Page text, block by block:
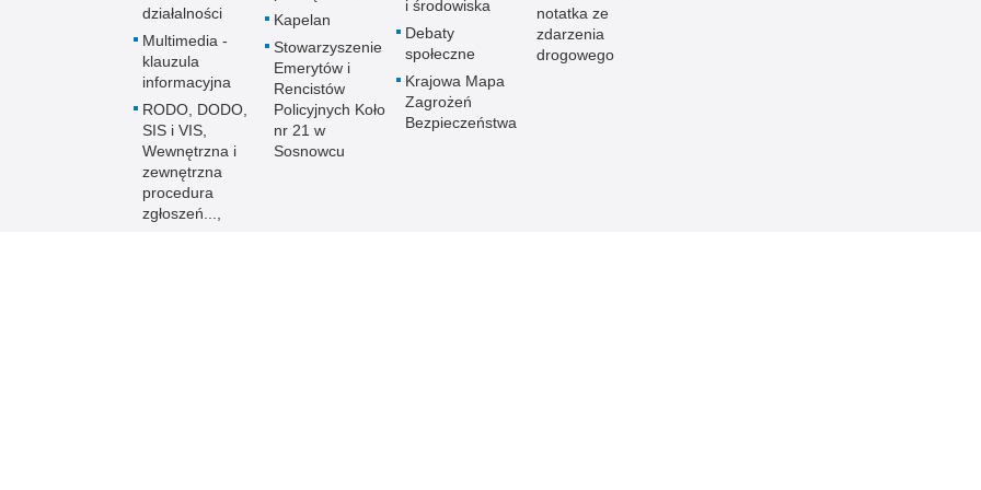
działalności
Multimedia -
klauzula
informacyjna
RODO, DODO,
SIS i VIS,
Wewnętrzna i
zewnętrzna
procedura
zgłoszeń...,
Kapelan
Stowarzyszenie
Emerytów i
Rencistów
Policyjnych Koło
nr 21 w
Sosnowcu
i środowiska
Debaty
społeczne
Krajowa Mapa
Zagrożeń
Bezpieczeństwa
notatka ze
zdarzenia
drogowego